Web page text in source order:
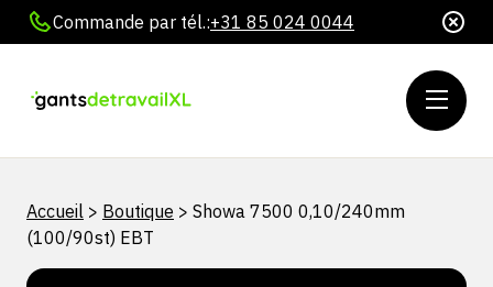
Commande par tél.:+31 85 024 0044
Accueil > Boutique > Showa 7500 0,10/240mm
(100/90st) EBT